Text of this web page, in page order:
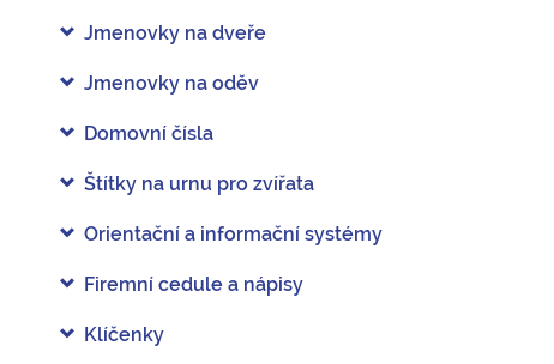
Jmenovky na dveře
Jmenovky na oděv
Domovní čísla
Štítky na urnu pro zvířata
Orientační a informační systémy
Firemní cedule a nápisy
Klíčenky